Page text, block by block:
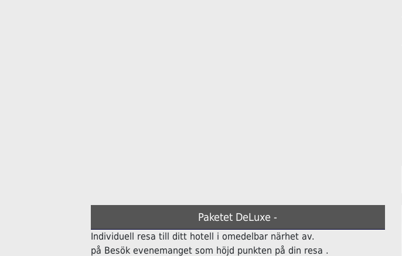
Paketet DeLuxe -
Individuell resa till ditt hotell i omedelbar närhet av.
på Besök evenemanget som höjd punkten på din resa .